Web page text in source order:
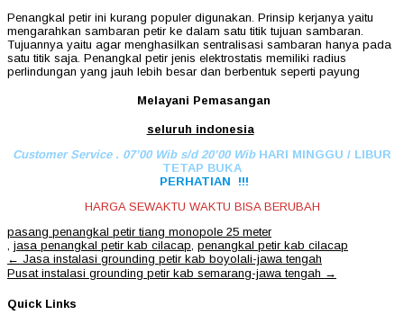
Penangkal petir ini kurang populer digunakan. Prinsip kerjanya yaitu
mengarahkan sambaran petir ke dalam satu titik tujuan sambaran.
Tujuannya yaitu agar menghasilkan sentralisasi sambaran hanya pada
satu titik saja. Penangkal petir jenis elektrostatis memiliki radius
perlindungan yang jauh lebih besar dan berbentuk seperti payung
Melayani Pemasangan
seluruh indonesia
Customer Service . 07’00 Wib s/d 20’00 WibHARI MINGGU / LIBUR
TETAP BUKA
PERHATIAN !!!
HARGA SEWAKTU WAKTU BISA BERUBAH
pasang penangkal petir tiang monopole 25 meter
, jasa penangkal petir kab cilacap, penangkal petir kab cilacap
Post
navigation
← Jasa instalasi grounding petir kab boyolali-jawa tengah
Pusat instalasi grounding petir kab semarang-jawa tengah →
Quick Links